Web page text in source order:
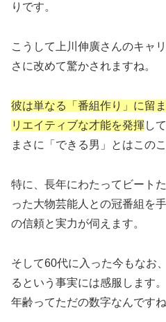
りです。
こうして上川伸廣さんのキャ
さに改めて驚かされますね。
彼は単なる「番組作り」に留
リエイティブな才能を発揮 し
まさに「できる男」とはこのこ
特に、長年にわたってビート
った大物芸能人との冠番組を
の信頼と実力が伺えます。
そして60代に入った今もなお
るという事実には感服します。
年齢ってただの数字なんですね